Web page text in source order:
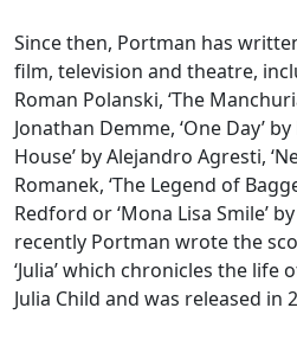
Since then, Portman has
film, television and theatre,
Roman Polanski, ‘The
Jonathan Demme, ‘One Day’
House’ by Alejandro Agresti,
Romanek, ‘The Legend of
Redford or ‘Mona Lisa Smile’
recently Portman wrote the
‘Julia’ which chronicles the life
Julia Child and was released in